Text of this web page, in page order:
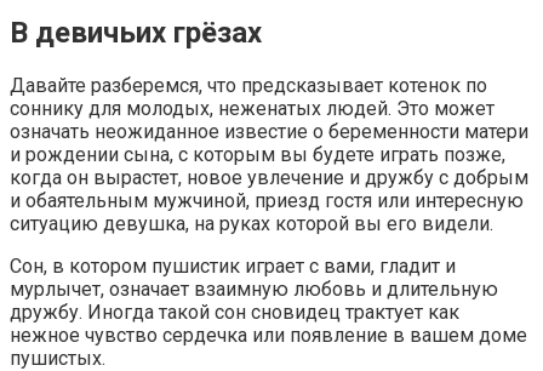
В девичьих грёзах
Давайте разберемся, что предсказывает котенок по
соннику для молодых, неженатых людей. Это может
означать неожиданное известие о беременности матери
и рождении сына, с которым вы будете играть позже,
когда он вырастет, новое увлечение и дружбу с добрым
и обаятельным мужчиной, приезд гостя или интересную
ситуацию девушка, на руках которой вы его видели.
Сон, в котором пушистик играет с вами, гладит и
мурлычет, означает взаимную любовь и длительную
дружбу. Иногда такой сон сновидец трактует как
нежное чувство сердечка или появление в вашем доме
пушистых.